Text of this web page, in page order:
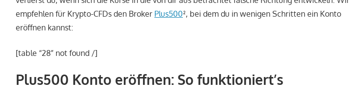
empfehlen für Krypto-CFDs den Broker Plus500², bei dem du in wenigen Schritten ein Konto
eröffnen kannst:
[table “28” not found /]
Plus500 Konto eröffnen: So funktioniert’s